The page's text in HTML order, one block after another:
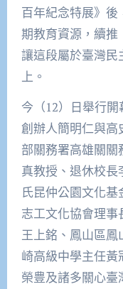
百年紀念特展》
期教育資源，續推
讓這段屬於臺灣民
上。
今（12）日舉行
創辦人簡明仁與
部關務署高雄關
真教授、退休校
氏昆仲公園文化
志工文化協會理
王上銘、鳳山區
崎高級中學主任
榮豊及諸多關心